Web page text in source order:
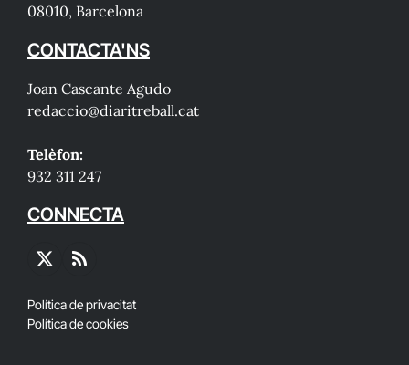
08010, Barcelona
CONTACTA'NS
Joan Cascante Agudo
redaccio@diaritreball.cat
Telèfon:
932 311 247
CONNECTA
X
RSS
Política de privacitat
Política de cookies